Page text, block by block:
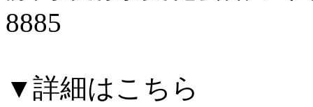
8885
▼詳細はこちら